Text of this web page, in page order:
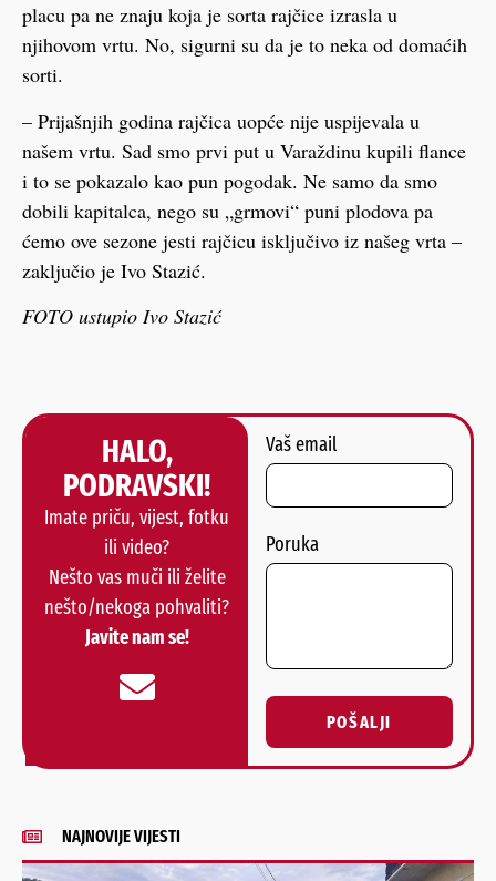
placu pa ne znaju koja je sorta rajčice izrasla u
njihovom vrtu. No, sigurni su da je to neka od domaćih
sorti.
– Prijašnjih godina rajčica uopće nije uspijevala u
našem vrtu. Sad smo prvi put u Varaždinu kupili flance
i to se pokazalo kao pun pogodak. Ne samo da smo
dobili kapitalca, nego su „grmovi“ puni plodova pa
ćemo ove sezone jesti rajčicu isključivo iz našeg vrta –
zaključio je Ivo Stazić.
FOTO ustupio Ivo Stazić
HALO,
PODRAVSKI!
Imate priču, vijest, fotku
ili video?
Nešto vas muči ili želite
nešto/nekoga pohvaliti?
Javite nam se!
Vaš email
Poruka
POŠALJI
Alternative:
NAJNOVIJE VIJESTI